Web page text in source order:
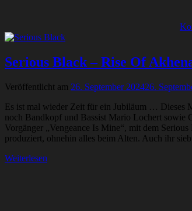
Serious Black – Rise Of
Veröffentlicht am 26. September 202426.
Es ist mal wieder Zeit für ein Jubiläum … Dieses
noch Bandkopf und Bassist Mario Lochert sowie
Vorgänger „Vengeance Is Mine“, mit dem
produziert, ohnehin alles beim Alten. Auch ihr
Weiterlesen